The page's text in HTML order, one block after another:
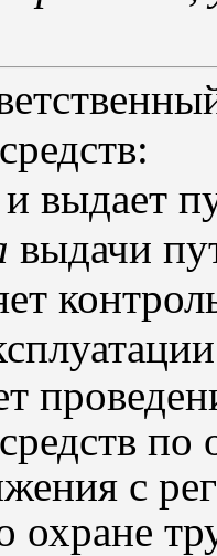
выдает
выдачи
по
с
охране